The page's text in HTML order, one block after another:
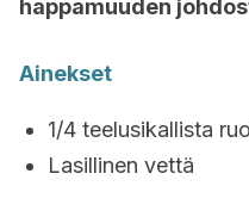
happamuuden
Ainekset
1/4 teelusikallista
Lasillinen vettä